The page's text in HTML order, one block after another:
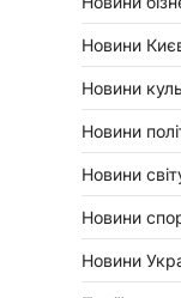
Новини
Новини
Новини
Новини
Новини
Новини